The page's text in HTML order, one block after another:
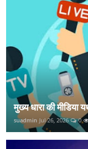
मुख्य धारा की मीडिया
suadmin Jul 26, 2026 0